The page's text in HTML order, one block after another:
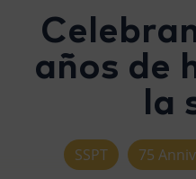
años de
la
SSPT 75